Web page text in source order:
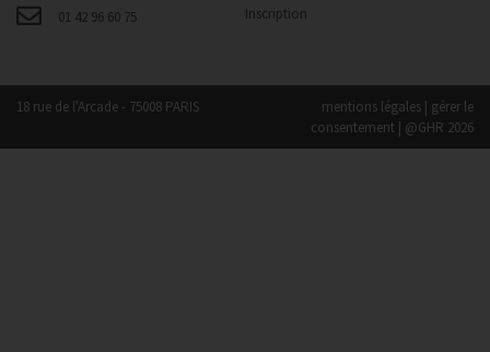
01 42 96 60 75 Inscription
18 rue de l'Arcade - 75008 PARIS mentions légales | gérer le
consentement | @GHR 2026